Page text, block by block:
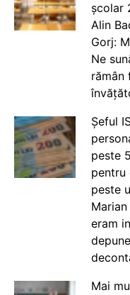
școlar
Alin
Gorj:
Ne
rămân
Șeful
peste
pentru
peste
eram
Mai